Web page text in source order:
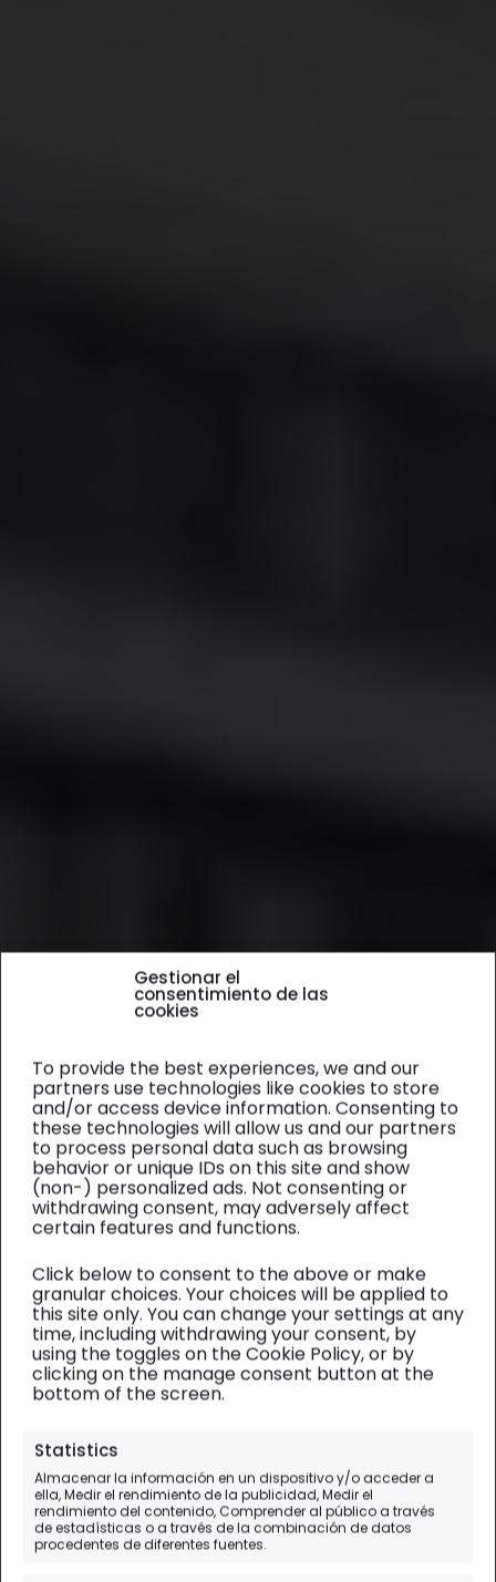
Gestionar el
consentimiento de las
cookies
To provide the best experiences, we and our
partners use technologies like cookies to store
and/or access device information. Consenting to
these technologies will allow us and our partners
to process personal data such as browsing
behavior or unique IDs on this site and show
(non-) personalized ads. Not consenting or
withdrawing consent, may adversely affect
certain features and functions.
Click below to consent to the above or make
granular choices. Your choices will be applied to
this site only. You can change your settings at any
time, including withdrawing your consent, by
using the toggles on the Cookie Policy, or by
clicking on the manage consent button at the
bottom of the screen.
Statistics
Almacenar la información en un dispositivo y/o acceder a
ella, Medir el rendimiento de la publicidad, Medir el
rendimiento del contenido, Comprender al público a través
de estadísticas o a través de la combinación de datos
procedentes de diferentes fuentes.
Qué ver en Estrasburgo en 1
día (y en Navidad)